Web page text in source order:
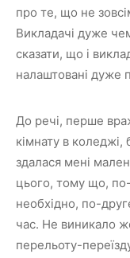
про те, що не
Викладачі дуже
сказати, що і
налаштовані дуже
До речі, перше
кімнату в коледжі,
здалася мені
цього, тому що,
необхідно, по-
час. Не виникало
перельоту-